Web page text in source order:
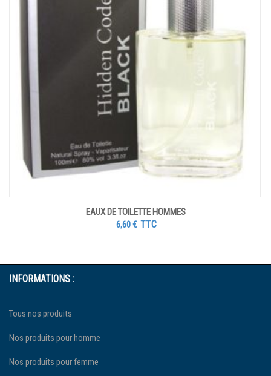
EAUX DE TOILETTE HOMMES
6,60€ TTC
INFORMATIONS :
Tous nos produits
Nos produits pour homme
Nos produits pour femme